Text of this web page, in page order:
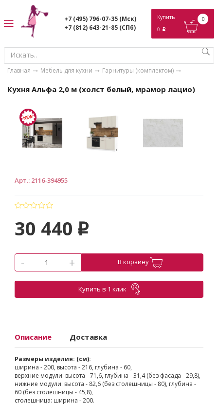
+7 (495) 796-07-35 (Мск)
+7 (812) 643-21-85 (СПб)
Купить
0 p
0
Главная Мебель для кухни Гарнитуры (комплектом)
Кухня Альфа 2,0 м (холст белый, мрамор лацио)
Арт.: 2116-394955
30 440 p
- + В корзину
Купить в 1 клик
Описание Доставка
Размеры изделия: (см):
ширина - 200, высота - 216, глубина - 60,
верхние модули: высота - 71,6, глубина - 31,4 (без фасада - 29,8),
нижние модули: высота - 82,6 (без столешницы - 80), глубина -
60 (без столешницы - 45,8),
столешница: ширина - 200.